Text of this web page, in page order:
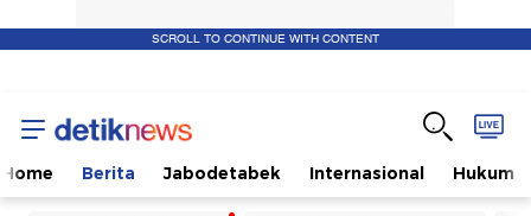
SCROLL TO CONTINUE WITH CONTENT
Home Berita Jabodetabek Internasional Hukum